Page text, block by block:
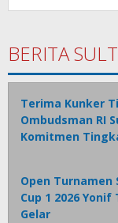
BERITA
Terima Kunker
Ombudsman RI
Komitmen
Open Turnamen
Cup 1 2026 Yonif
Gelar